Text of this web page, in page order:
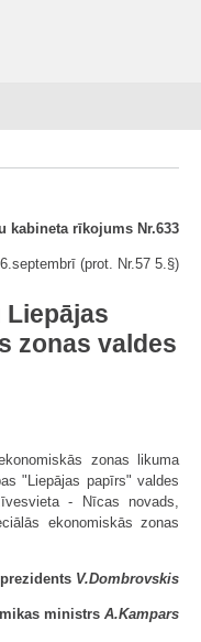
kabineta rīkojums Nr.633
(prot. Nr.57 5.§)
Liepājas
zonas valdes
zonas likuma
"Liepājas papīrs" valdes
- Nīcas novads,
ekonomiskās zonas
V.Dombrovskis
ministrs A.Kampars